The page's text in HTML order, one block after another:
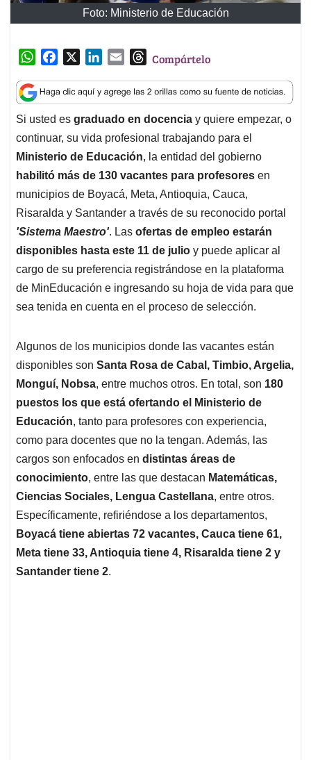
Foto: Ministerio de Educación
W
a
t
s
A
p
p
c
e
b
o
o
k
n
k
e
d
I
n
a
i
l
T
r
e
a
d
s
Compártelo
Si usted es graduado en docencia y quiere empezar, o
continuar, su vida profesional trabajando para el
Ministerio de Educación, la entidad del gobierno
habilitó más de 130 vacantes para profesores en
municipios de Boyacá, Meta, Antioquia, Cauca,
Risaralda y Santander a través de su reconocido portal
'Sistema Maestro'. Las ofertas de empleo estarán
disponibles hasta este 11 de julio y puede aplicar al
cargo de su preferencia registrándose en la plataforma
de MinEducación e ingresando su hoja de vida para que
sea tenida en cuenta en el proceso de selección.
Algunos de los municipios donde las vacantes están
disponibles son Santa Rosa de Cabal, Timbio, Argelia,
Monguí, Nobsa, entre muchos otros. En total, son 180
puestos los que está ofertando el Ministerio de
Educación, tanto para profesores con experiencia,
como para docentes que no la tengan. Además, las
cargos son enfocados en distintas áreas de
conocimiento, entre las que destacan Matemáticas,
Ciencias Sociales, Lengua Castellana, entre otros.
Específicamente, refiriéndose a los departamentos,
Boyacá tiene abiertas 72 vacantes, Cauca tiene 61,
Meta tiene 33, Antioquia tiene 4, Risaralda tiene 2 y
Santander tiene 2.